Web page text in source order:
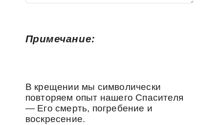
Примечание:
В крещении мы символически
повторяем опыт нашего Спасителя
— Его смерть, погребение и
воскресение.